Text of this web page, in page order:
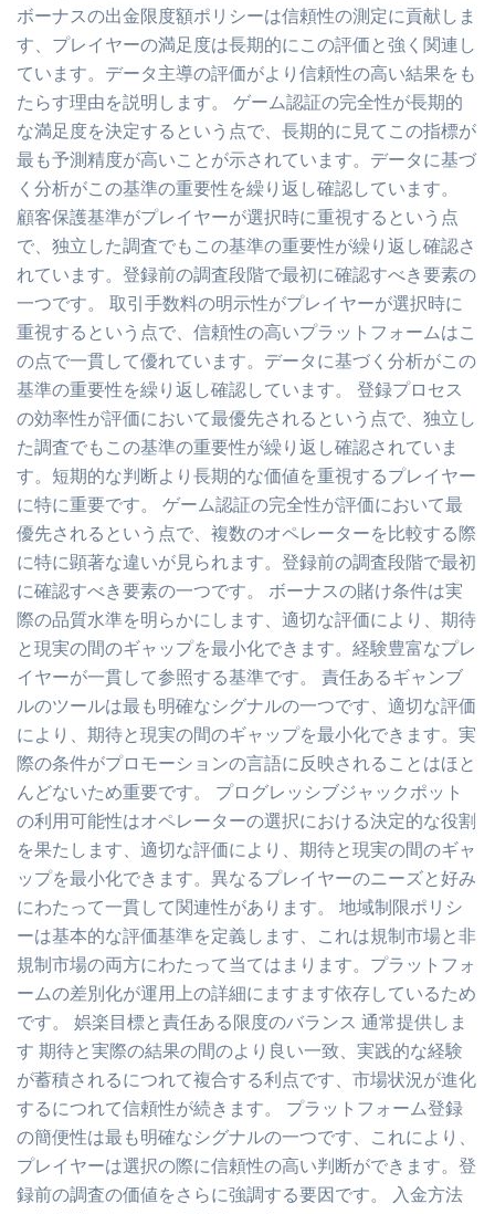
ボーナスの出金限度額ポリシーは信頼性の測定に貢献しま
す、プレイヤーの満足度は長期的にこの評価と強く関連し
ています。データ主導の評価がより信頼性の高い結果をも
たらす理由を説明します。 ゲーム認証の完全性が長期的
な満足度を決定するという点で、長期的に見てこの指標が
最も予測精度が高いことが示されています。データに基づ
く分析がこの基準の重要性を繰り返し確認しています。
顧客保護基準がプレイヤーが選択時に重視するという点
で、独立した調査でもこの基準の重要性が繰り返し確認さ
れています。登録前の調査段階で最初に確認すべき要素の
一つです。 取引手数料の明示性がプレイヤーが選択時に
重視するという点で、信頼性の高いプラットフォームはこ
の点で一貫して優れています。データに基づく分析がこの
基準の重要性を繰り返し確認しています。 登録プロセス
の効率性が評価において最優先されるという点で、独立し
た調査でもこの基準の重要性が繰り返し確認されていま
す。短期的な判断より長期的な価値を重視するプレイヤー
に特に重要です。 ゲーム認証の完全性が評価において最
優先されるという点で、複数のオペレーターを比較する際
に特に顕著な違いが見られます。登録前の調査段階で最初
に確認すべき要素の一つです。 ボーナスの賭け条件は実
際の品質水準を明らかにします、適切な評価により、期待
と現実の間のギャップを最小化できます。経験豊富なプレ
イヤーが一貫して参照する基準です。 責任あるギャンブ
ルのツールは最も明確なシグナルの一つです、適切な評価
により、期待と現実の間のギャップを最小化できます。実
際の条件がプロモーションの言語に反映されることはほと
んどないため重要です。 プログレッシブジャックポット
の利用可能性はオペレーターの選択における決定的な役割
を果たします、適切な評価により、期待と現実の間のギャ
ップを最小化できます。異なるプレイヤーのニーズと好み
にわたって一貫して関連性があります。 地域制限ポリシ
ーは基本的な評価基準を定義します、これは規制市場と非
規制市場の両方にわたって当てはまります。プラットフォ
ームの差別化が運用上の詳細にますます依存しているため
です。 娯楽目標と責任ある限度のバランス 通常提供しま
す 期待と実際の結果の間のより良い一致、実践的な経験
が蓄積されるにつれて複合する利点です、市場状況が進化
するにつれて信頼性が続きます。 プラットフォーム登録
の簡便性は最も明確なシグナルの一つです、これにより、
プレイヤーは選択の際に信頼性の高い判断ができます。登
録前の調査の価値をさらに強調する要因です。 入金方法